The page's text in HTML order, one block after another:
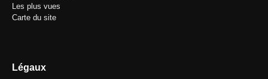
Les plus vues
Carte du site
Légaux